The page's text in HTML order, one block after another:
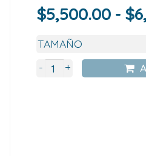
$5,500.00 - $
- +